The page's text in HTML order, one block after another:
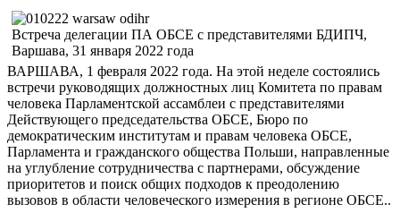
Встреча делегации ПА ОБСЕ с представителями БДИПЧ,
Варшава, 31 января 2022 года
ВАРШАВА, 1 февраля 2022 года. На этой неделе состоялись
встречи руководящих должностных лиц Комитета по правам
человека Парламентской ассамблеи с представителями
Действующего председательства ОБСЕ, Бюро по
демократическим институтам и правам человека ОБСЕ,
Парламента и гражданского общества Польши, направленные
на углубление сотрудничества с партнерами, обсуждение
приоритетов и поиск общих подходов к преодолению
вызовов в области человеческого измерения в регионе ОБСЕ..